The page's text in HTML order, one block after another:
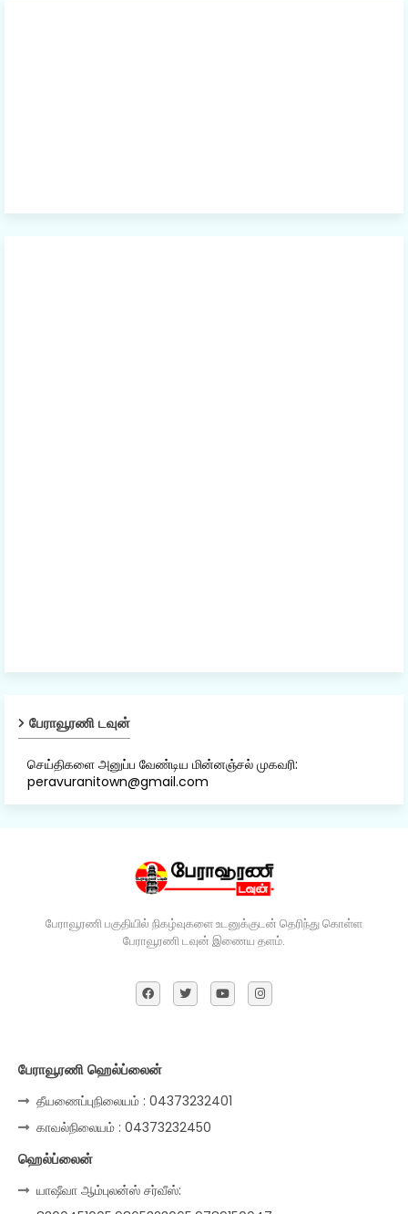
பேராவூரணி டவுன்
செய்திகளை அனுப்ப வேண்டிய மின்னஞ்சல் முகவரி:
peravuranitown@gmail.com
பேராவூரணி பகுதியில் நிகழ்வுகளை உடனுக்குடன் தெரிந்து கொள்ள
பேராவூரணி டவுன் இணைய தளம்.
பேராவூரணி ஹெல்ப்லைன்
தீயணைப்புநிலையம் : 04373232401
காவல்நிலையம் : 04373232450
ஹெல்ப்லைன்
யாஷீவா ஆம்புலன்ஸ் சர்வீஸ்: